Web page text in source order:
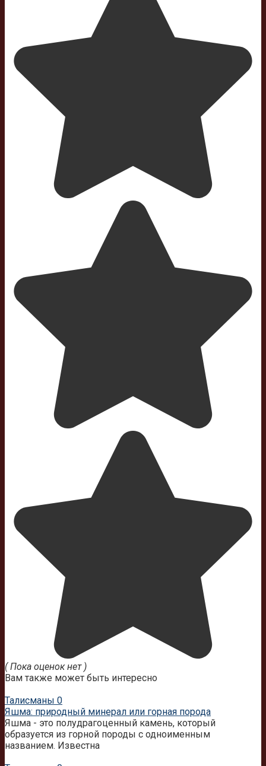
( Пока оценок нет )
Вам также может быть интересно
Талисманы 0
Яшма: природный минерал или горная порода
Яшма - это полудрагоценный камень, который
образуется из горной породы с одноименным
названием. Известна